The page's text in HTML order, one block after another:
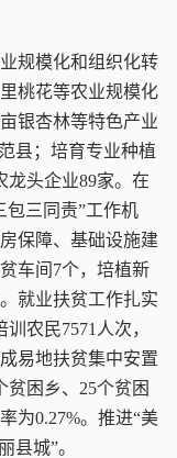
规模化和组织化转
桃花等农业规模化
银杏林等特色产业
县；培育专业种植
龙头企业89家。在
包三同责”工作机
保障、基础设施建
车间7个，培植新
就业扶贫工作扎实
农民7571人次，
易地扶贫集中安置
贫困乡、25个贫困
为0.27%。推进“美
县城”。